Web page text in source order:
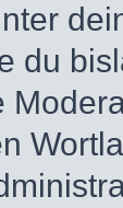
du